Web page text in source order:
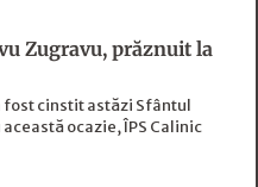
Zugravu, prăznuit la
fost cinstit astăzi Sfântul
ocazie, ÎPS Calinic